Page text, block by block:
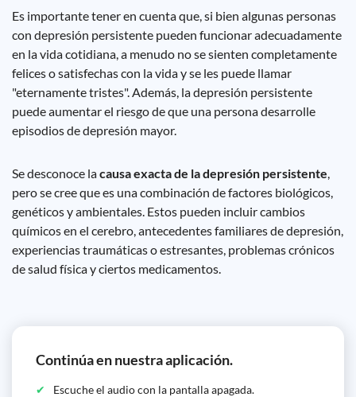
Es importante tener en cuenta que, si bien algunas personas
con depresión persistente pueden funcionar adecuadamente
en la vida cotidiana, a menudo no se sienten completamente
felices o satisfechas con la vida y se les puede llamar
"eternamente tristes". Además, la depresión persistente
puede aumentar el riesgo de que una persona desarrolle
episodios de depresión mayor.
Se desconoce lacausa exacta de la depresión persistente,
pero se cree que es una combinación de factores biológicos,
genéticos y ambientales. Estos pueden incluir cambios
químicos en el cerebro, antecedentes familiares de depresión,
experiencias traumáticas o estresantes, problemas crónicos
de salud física y ciertos medicamentos.
Continúa en nuestra aplicación.
Escuche el audio con la pantalla apagada.